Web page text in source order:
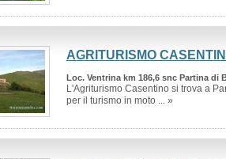
AGRITURISMO
Loc. Ventrina km 186,6 snc Partina di
L'Agriturismo Casentino si trova a
per il turismo in moto ... »